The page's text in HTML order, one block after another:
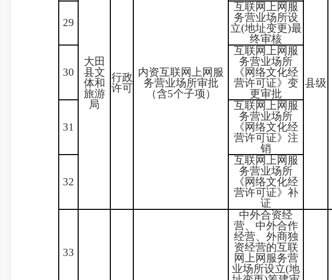
大田
县文
体和
旅游
局
行政
许可
内资互联网上网服
务营业场所审批
（含5个子项）
县级
29
互联网上网服
务营业场所设
立(地址变更)最
终审核
30
互联网上网服
务营业场所
《网络文化经
营许可证》变
更审批
31
互联网上网服
务营业场所
《网络文化经
营许可证》注
销
32
互联网上网服
务营业场所
《网络文化经
营许可证》补
证
33
中外合资经
营、中外合作
经营、外商独
资经营的互联
网上网服务营
业场所设立(地